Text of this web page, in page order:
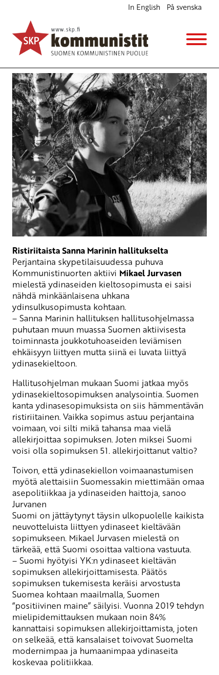
In English På svenska
Tavoitteena ydinaseeton maailma
Ajankohtaista
Avainsanat:aseidenriisunta,TPNW,ydinaseet
Ristiriitaista Sanna Marinin hallitukselta
Perjantaina skypetilaisuudessa puhuva
Kommunistinuorten aktiivi Mikael Jurvasen
mielestä ydinaseiden kieltosopimusta ei saisi
nähdä minkäänlaisena uhkana
ydinsulkusopimusta kohtaan.
– Sanna Marinin hallituksen hallitusohjelmassa
puhutaan muun muassa Suomen aktiivisesta
toiminnasta joukkotuhoaseiden leviämisen
ehkäisyyn liittyen mutta siinä ei luvata liittyä
ydinasekieltoon.
Hallitusohjelman mukaan Suomi jatkaa myös
ydinasekieltosopimuksen analysointia. Suomen
kanta ydinasesopimuksista on siis hämmentävän
ristiriitainen. Vaikka sopimus astuu perjantaina
voimaan, voi silti mikä tahansa maa vielä
allekirjoittaa sopimuksen. Joten miksei Suomi
voisi olla sopimuksen 51. allekirjoittanut valtio?
Toivon, että ydinasekiellon voimaanastumisen
myötä alettaisiin Suomessakin miettimään omaa
asepolitiikkaa ja ydinaseiden haittoja, sanoo
Jurvanen
Suomi on jättäytynyt täysin ulkopuolelle kaikista
neuvotteluista liittyen ydinaseet kieltävään
sopimukseen. Mikael Jurvasen mielestä on
tärkeää, että Suomi osoittaa valtiona vastuuta.
– Suomi hyötyisi YK:n ydinaseet kieltävän
sopimuksen allekirjoittamisesta. Päätös
sopimuksen tukemisesta keräisi arvostusta
Suomea kohtaan maailmalla, Suomen
“positiivinen maine” säilyisi. Vuonna 2019 tehdyn
mielipidemittauksen mukaan noin 84%
kannattaisi sopimuksen allekirjoittamista, joten
on selkeää, että kansalaiset toivovat Suomelta
modernimpaa ja humaanimpaa ydinaseita
koskevaa politiikkaa.